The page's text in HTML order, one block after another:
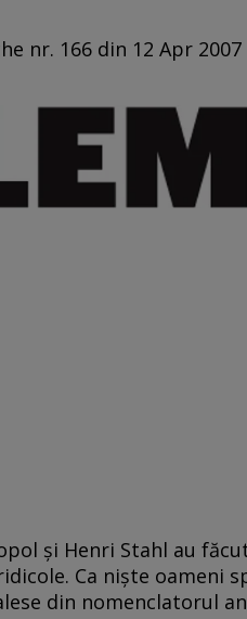
nr. 166 din 12 Apr 2007
şi Henri Stahl au
Ca nişte oameni
din nomenclatorul